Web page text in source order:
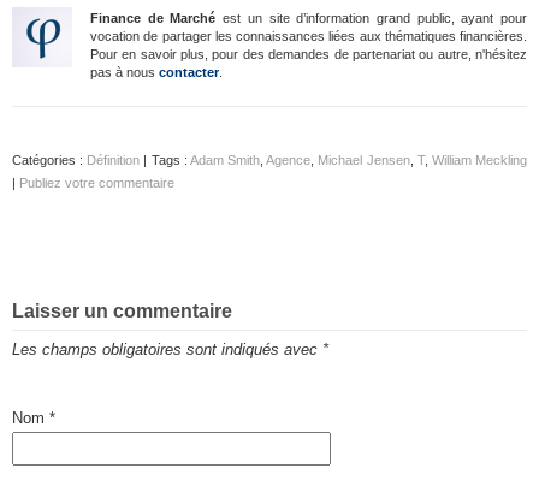
Finance de Marché est un site d’information grand public, ayant pour
vocation de partager les connaissances liées aux thématiques financières.
Pour en savoir plus, pour des demandes de partenariat ou autre, n'hésitez
pas à nous contacter.
Catégories : Définition | Tags : Adam Smith ,Agence Michael Jensen, T, William Meckling
| Publiez votre commentaire
Laisser un commentaire
Les champs obligatoires sont indiqués avec *
Nom *